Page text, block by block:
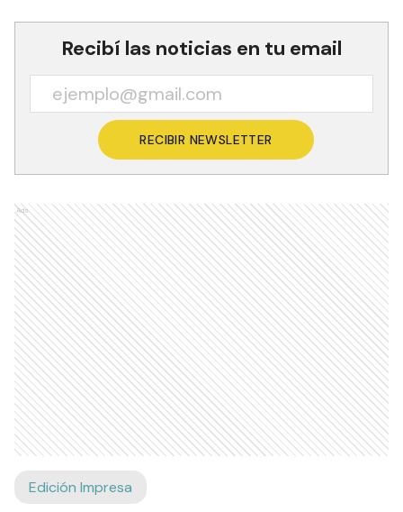
Recibí las noticias en tu email
RECIBIR NEWSLETTER
Ads
Edición Impresa